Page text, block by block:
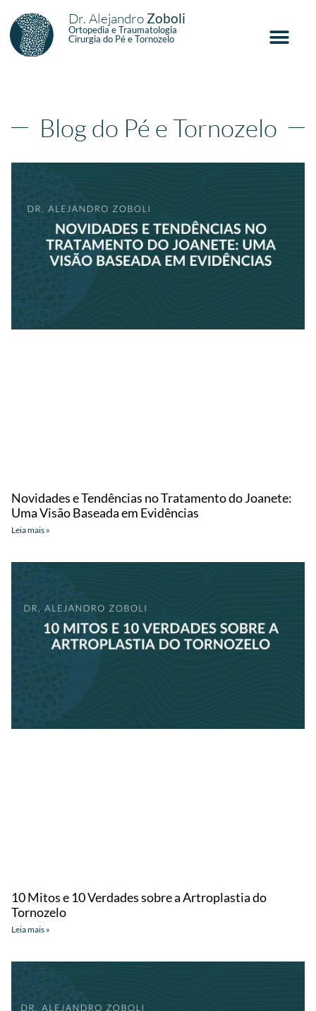
Dr. Alejandro Zoboli
Ortopedia e Traumatologia
Cirurgia do Pé e Tornozelo
Blog do Pé e Tornozelo
Novidades e Tendências no Tratamento do Joanete:
Uma Visão Baseada em Evidências
Leia mais »
10 Mitos e 10 Verdades sobre a Artroplastia do
Tornozelo
Leia mais »